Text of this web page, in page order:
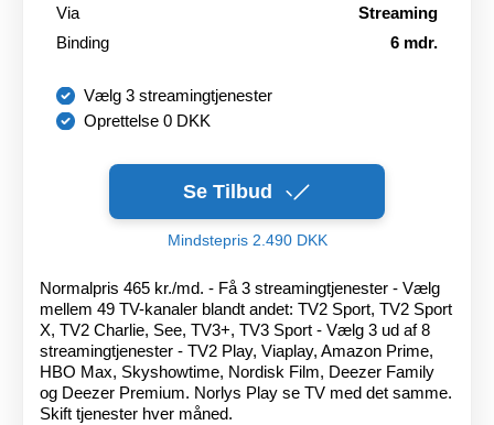
Via
Streaming
Binding
6 mdr.
Vælg 3 streamingtjenester
Oprettelse 0 DKK
Se Tilbud
Mindstepris 2.490 DKK
Normalpris 465 kr./md. - Få 3 streamingtjenester - Vælg
mellem 49 TV-kanaler blandt andet: TV2 Sport, TV2 Sport
X, TV2 Charlie, See, TV3+, TV3 Sport - Vælg 3 ud af 8
streamingtjenester - TV2 Play, Viaplay, Amazon Prime,
HBO Max, Skyshowtime, Nordisk Film, Deezer Family
og Deezer Premium. Norlys Play se TV med det samme.
Skift tjenester hver måned.